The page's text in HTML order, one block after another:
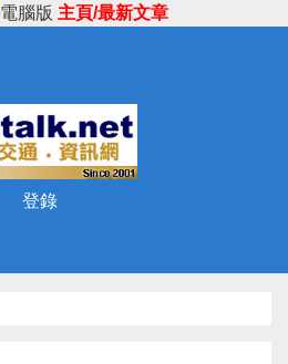
電腦版 主頁/最新文章
登錄